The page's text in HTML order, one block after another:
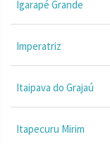
Igarapé Grande
Imperatriz
Itaipava do Grajaú
Itapecuru Mirim